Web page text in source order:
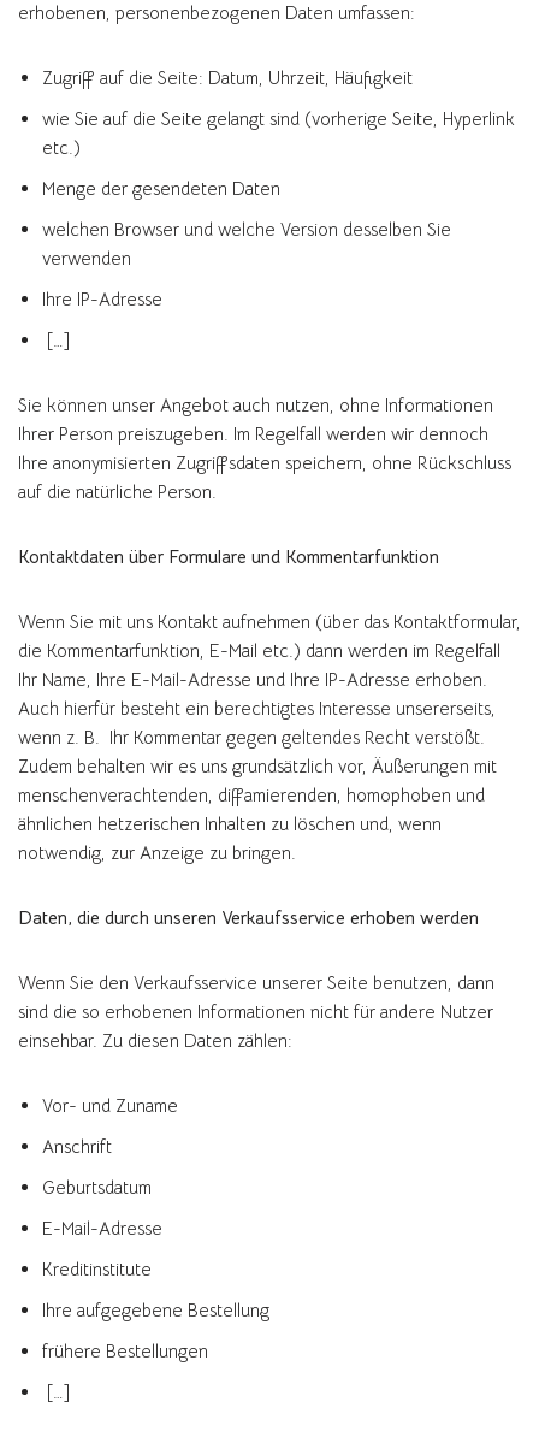
erhobenen, personenbezogenen Daten umfassen:
Zugriff auf die Seite: Datum, Uhrzeit, Häufigkeit
wie Sie auf die Seite gelangt sind (vorherige Seite, Hyperlink
etc.)
Menge der gesendeten Daten
welchen Browser und welche Version desselben Sie
verwenden
Ihre IP-Adresse
[…]
Sie können unser Angebot auch nutzen, ohne Informationen
Ihrer Person preiszugeben. Im Regelfall werden wir dennoch
Ihre anonymisierten Zugriffsdaten speichern, ohne Rückschluss
auf die natürliche Person.
Kontaktdaten über Formulare und Kommentarfunktion
Wenn Sie mit uns Kontakt aufnehmen (über das Kontaktformular,
die Kommentarfunktion, E-Mail etc.) dann werden im Regelfall
Ihr Name, Ihre E-Mail-Adresse und Ihre IP-Adresse erhoben.
Auch hierfür besteht ein berechtigtes Interesse unsererseits,
wenn z. B. Ihr Kommentar gegen geltendes Recht verstößt.
Zudem behalten wir es uns grundsätzlich vor, Äußerungen mit
menschenverachtenden, diffamierenden, homophoben und
ähnlichen hetzerischen Inhalten zu löschen und, wenn
notwendig, zur Anzeige zu bringen.
Daten, die durch unseren Verkaufsservice erhoben werden
Wenn Sie den Verkaufsservice unserer Seite benutzen, dann
sind die so erhobenen Informationen nicht für andere Nutzer
einsehbar. Zu diesen Daten zählen:
Vor- und Zuname
Anschrift
Geburtsdatum
E-Mail-Adresse
Kreditinstitute
Ihre aufgegebene Bestellung
frühere Bestellungen
[…]